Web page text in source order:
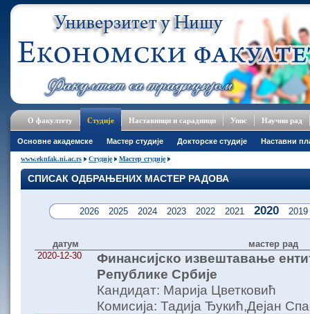
О факултету Студије Наставници и сарадници Упис Научни рад
Основне академске Мастер студије Докторске студије Наставни
www.eknfak.ni.ac.rs Студије Мастер студије
СПИСАК ОДБРАЊЕНИХ МАСТЕР РАДОВА
2026 2025 2024 2023 2022 2021 2020 2019
датум
мастер рад
2020-12-30
Финансијско извештавање
Републике Србије
Кандидат: Марија Цветковић
Комисија: Тадија Ђукић,Дејан